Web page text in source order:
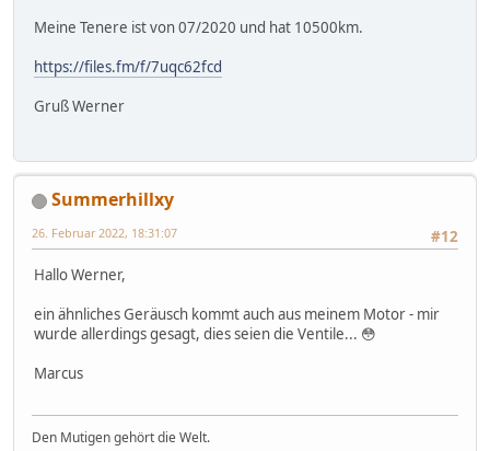
Meine Tenere ist von 07/2020 und hat 10500km.
https://files.fm/f/7uqc62fcd
Gruß Werner
Summerhillxy
#12
26. Februar 2022, 18:31:07
Hallo Werner,
ein ähnliches Geräusch kommt auch aus meinem Motor - mir
wurde allerdings gesagt, dies seien die Ventile... 😳
Marcus
Den Mutigen gehört die Welt.